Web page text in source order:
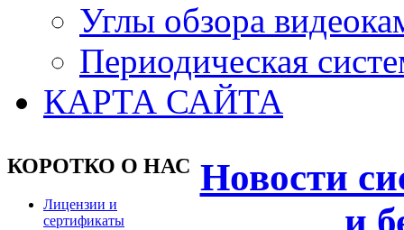
Углы обзора
Периодическая
КАРТА САЙТА
КОРОТКО О НАС
Лицензии и
сертификаты
Новости